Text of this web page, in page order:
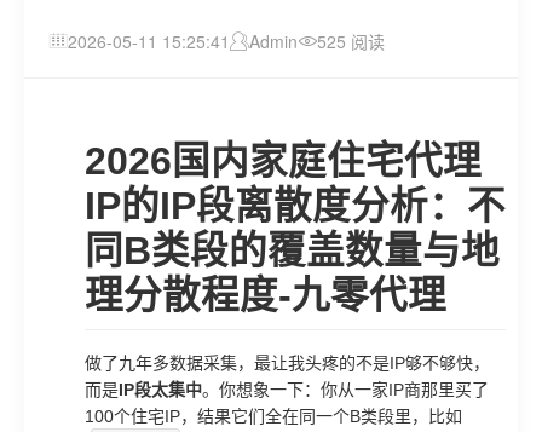
2026-05-11 15:25:41 Admin 525 阅读
2026国内家庭住宅代理
IP的IP段离散度分析：不
同B类段的覆盖数量与地
理分散程度-九零代理
做了九年多数据采集，最让我头疼的不是IP够不够快，
而是IP段太集中。你想象一下：你从一家IP商那里买了
100个住宅IP，结果它们全在同一个B类段里，比如